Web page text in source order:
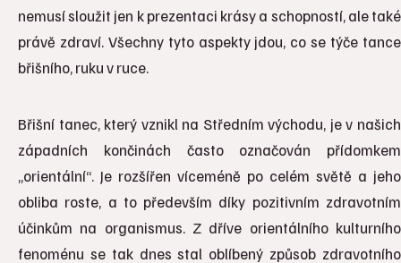
nemusí sloužit jen k prezentaci krásy a schopností, ale také
právě zdraví. Všechny tyto aspekty jdou, co se týče tance
břišního, ruku v ruce.
Břišní tanec, který vznikl na Středním východu, je v našich
západních končinách často označován přídomkem
„orientální“. Je rozšířen víceméně po celém světě a jeho
obliba roste, a to především díky pozitivním zdravotním
účinkům na organismus. Z dříve orientálního kulturního
fenoménu se tak dnes stal oblíbený způsob zdravotního